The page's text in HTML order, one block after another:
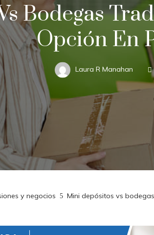
Bodegas
Opción En
Laura R Manahan
y negocios Mini depósitos vs